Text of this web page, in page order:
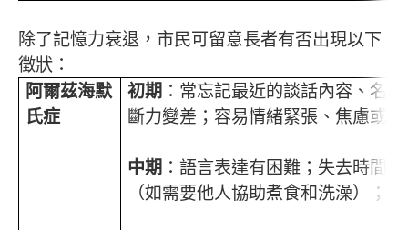
除了記憶力衰退，市民可留意長者有否出現以下
徵狀：
阿爾茲海默
氏症
初期 ：常忘記最近的談話內容、名
斷力變差；容易情緒緊張、焦慮或
中期 ：語言表達有困難；失去時間
（如需要他人協助煮食和洗澡）；